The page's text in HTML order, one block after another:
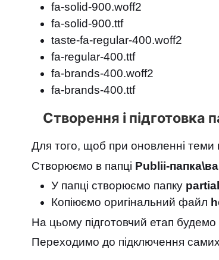
fa-solid-900.woff2
fa-solid-900.ttf
taste-fa-regular-400.woff2
fa-regular-400.ttf
fa-brands-400.woff2
fa-brands-400.ttf
Створення і підготовка
Для того, щоб при оновленні теми
Створюємо в папці Publii-
У папці створюємо папку
Копіюємо оригінальний файл
На цьому підготовчий етап
Переходимо до підключення